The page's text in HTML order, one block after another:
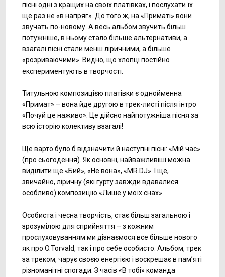
пісні одні з кращих на своїх платівках, і послухати їх
ще раз не «в напряг». До того ж, на «Приматі» вони
звучать по-новому. А весь альбом звучить більш
потужніше, в ньому стало більше альтернативи, а
взагалі пісні стали менш ліричними, а більше
«розриваючими». Видно, що хлопці постійно
експериментують в творчості.
Титульною композицією платівки є однойменна
«Примат» – вона йде другою в трек-листі після інтро
«Почуй це наживо». Це дійсно найпотужніша пісня за
всю історію колективу взагалі!
Ще варто було б відзначити й наступні пісні: «Мій час»
(про сьогодення). Як основні, найважливіші можна
виділити ще «Бий», «Не вона», «MR.DJ». І ще,
звичайно, ліричну (які гурту завжди вдавалися
особливо) композицію «Лише у моїх снах».
Особиста і чесна творчість, стає більш загальною і
зрозумілою для сприйняття – з кожним
прослуховуванням ми дізнаємося все більше нового
як про O.Torvald, так і про себе особисто. Альбом, трек
за треком, чарує своєю енергією і воскрешає в пам’яті
різноманітні спогади. З часів «В тобі» команда